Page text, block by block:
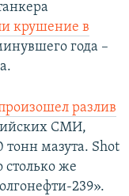
крушение в
года –
разлив
СМИ,
тонн мазута. Shot
столько же
239».